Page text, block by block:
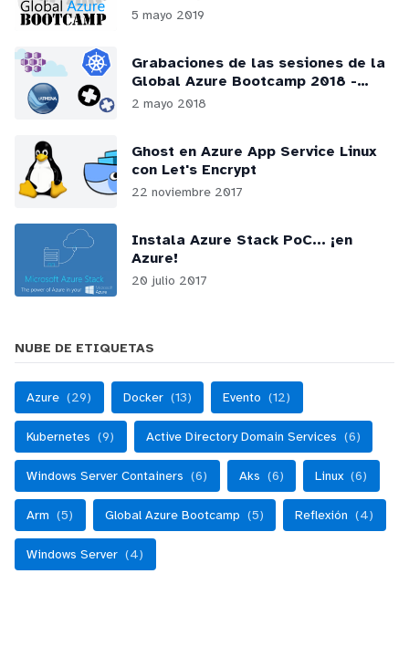
5 mayo 2019
Grabaciones de las sesiones de la
Global Azure Bootcamp 2018 -
Madrid
2 mayo 2018
Ghost en Azure App Service Linux
con Let's Encrypt
22 noviembre 2017
Instala Azure Stack PoC... ¡en
Azure!
20 julio 2017
NUBE DE ETIQUETAS
Azure (29) Docker (13) Evento (12)
Kubernetes (9) Active Directory Domain Services (6)
Windows Server Containers (6) Aks (6) Linux (6)
Arm (5) Global Azure Bootcamp (5) Reflexión (4)
Windows Server (4)